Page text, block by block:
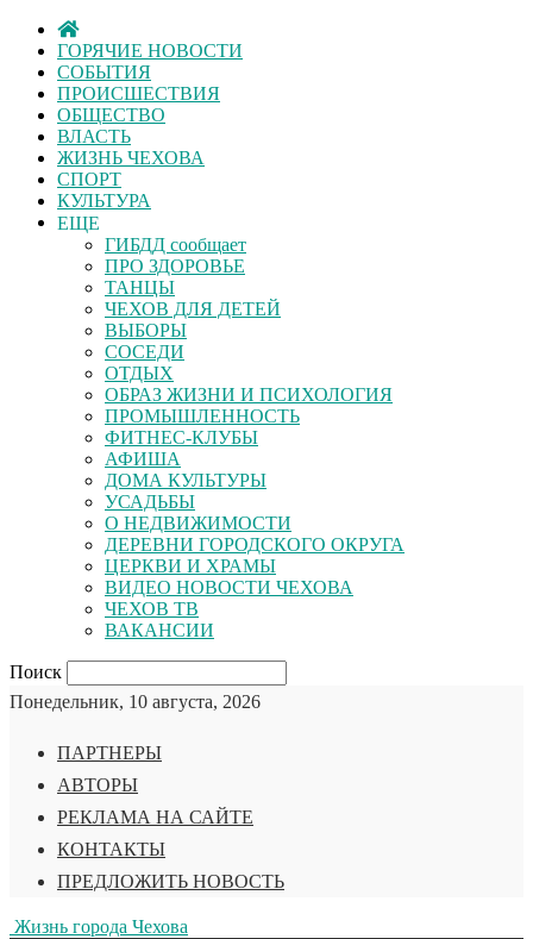
ГОРЯЧИЕ НОВОСТИ
СОБЫТИЯ
ПРОИСШЕСТВИЯ
ОБЩЕСТВО
ВЛАСТЬ
ЖИЗНЬ ЧЕХОВА
СПОРТ
КУЛЬТУРА
ЕЩЕ
ГИБДД сообщает
ПРО ЗДОРОВЬЕ
ТАНЦЫ
ЧЕХОВ ДЛЯ ДЕТЕЙ
ВЫБОРЫ
СОСЕДИ
ОТДЫХ
ОБРАЗ ЖИЗНИ И ПСИХОЛОГИЯ
ПРОМЫШЛЕННОСТЬ
ФИТНЕС-КЛУБЫ
АФИША
ДОМА КУЛЬТУРЫ
УСАДЬБЫ
О НЕДВИЖИМОСТИ
ДЕРЕВНИ ГОРОДСКОГО ОКРУГА
ЦЕРКВИ И ХРАМЫ
ВИДЕО НОВОСТИ ЧЕХОВА
ЧЕХОВ ТВ
ВАКАНСИИ
Поиск
Понедельник, 10 августа, 2026
ПАРТНЕРЫ
АВТОРЫ
РЕКЛАМА НА САЙТЕ
КОНТАКТЫ
ПРЕДЛОЖИТЬ НОВОСТЬ
Жизнь города Чехова